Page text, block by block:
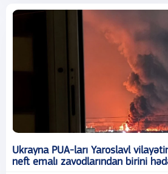
Ukrayna PUA-ları Yaroslavl
neft emalı zavodlarından birini